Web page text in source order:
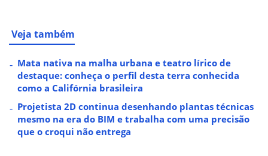
Veja também
Mata nativa na malha urbana e teatro lírico de
destaque: conheça o perfil desta terra conhecida
como a Califórnia brasileira
Projetista 2D continua desenhando plantas técnicas
mesmo na era do BIM e trabalha com uma precisão
que o croqui não entrega